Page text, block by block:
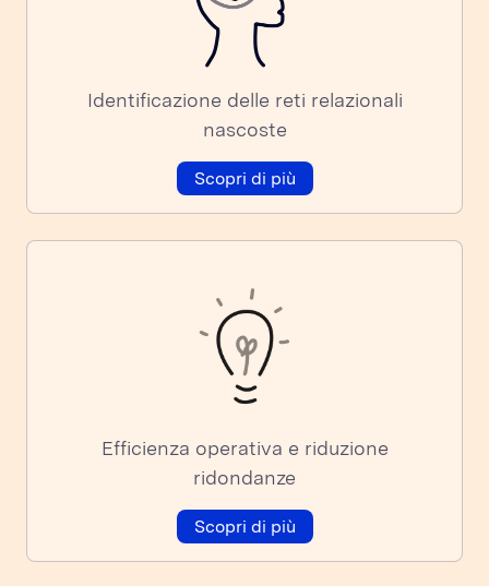
Identificazione delle reti relazionali
nascoste
Scopri di più
Efficienza operativa e riduzione
ridondanze
Scopri di più